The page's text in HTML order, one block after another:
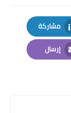
مشاركة
LinkedIn
إرسال
Email